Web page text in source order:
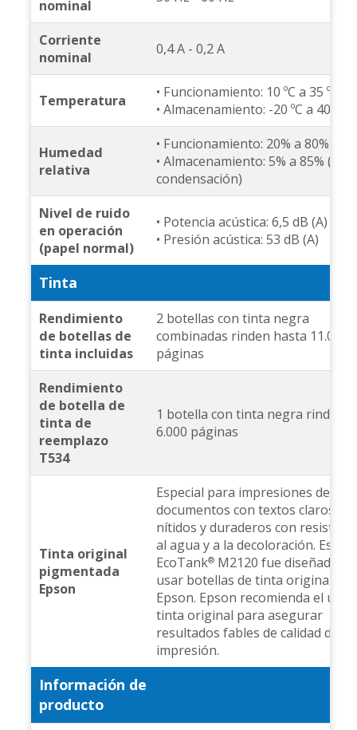
nominal
Corriente
nominal
0,4 A - 0,2 A
Temperatura
• Funcionamiento: 10 ºC a 35 ºC
• Almacenamiento: -20 ºC a 40 ºC
Humedad
relativa
• Funcionamiento: 20% a 80%
• Almacenamiento: 5% a 85% (sin
condensación)
Nivel de ruido
en operación
(papel normal)
• Potencia acústica: 6,5 dB (A)
• Presión acústica: 53 dB (A)
Tinta
Rendimiento
de botellas de
tinta incluidas
2 botellas con tinta negra
combinadas rinden hasta 11.000
páginas
Rendimiento
de botella de
tinta de
reemplazo
T534
1 botella con tinta negra rinde
6.000 páginas
Tinta original
pigmentada
Epson
Especial para impresiones de
documentos con textos claros,
nítidos y duraderos con
al agua y a la decoloración. Esta
EcoTank®M2120 fue diseñada
usar botellas de tinta original
Epson. Epson recomienda el uso
tinta original para asegurar
resultados fables de calidad de
impresión.
Información de
producto